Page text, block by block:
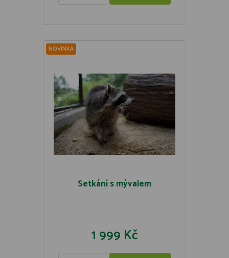
NOVINKA
Setkání s mývalem
1 999 Kč